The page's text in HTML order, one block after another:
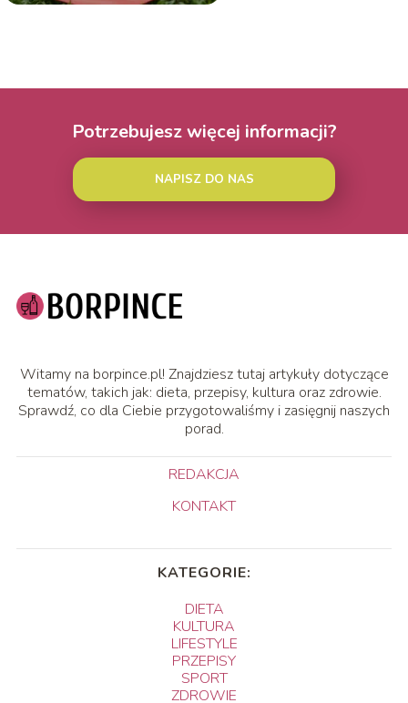
Potrzebujesz więcej informacji?
NAPISZ DO NAS
Witamy na borpince.pl! Znajdziesz tutaj artykuły dotyczące
tematów, takich jak: dieta, przepisy, kultura oraz zdrowie.
Sprawdź, co dla Ciebie przygotowaliśmy i zasięgnij naszych
porad.
REDAKCJA
KONTAKT
KATEGORIE:
DIETA
KULTURA
LIFESTYLE
PRZEPISY
SPORT
ZDROWIE